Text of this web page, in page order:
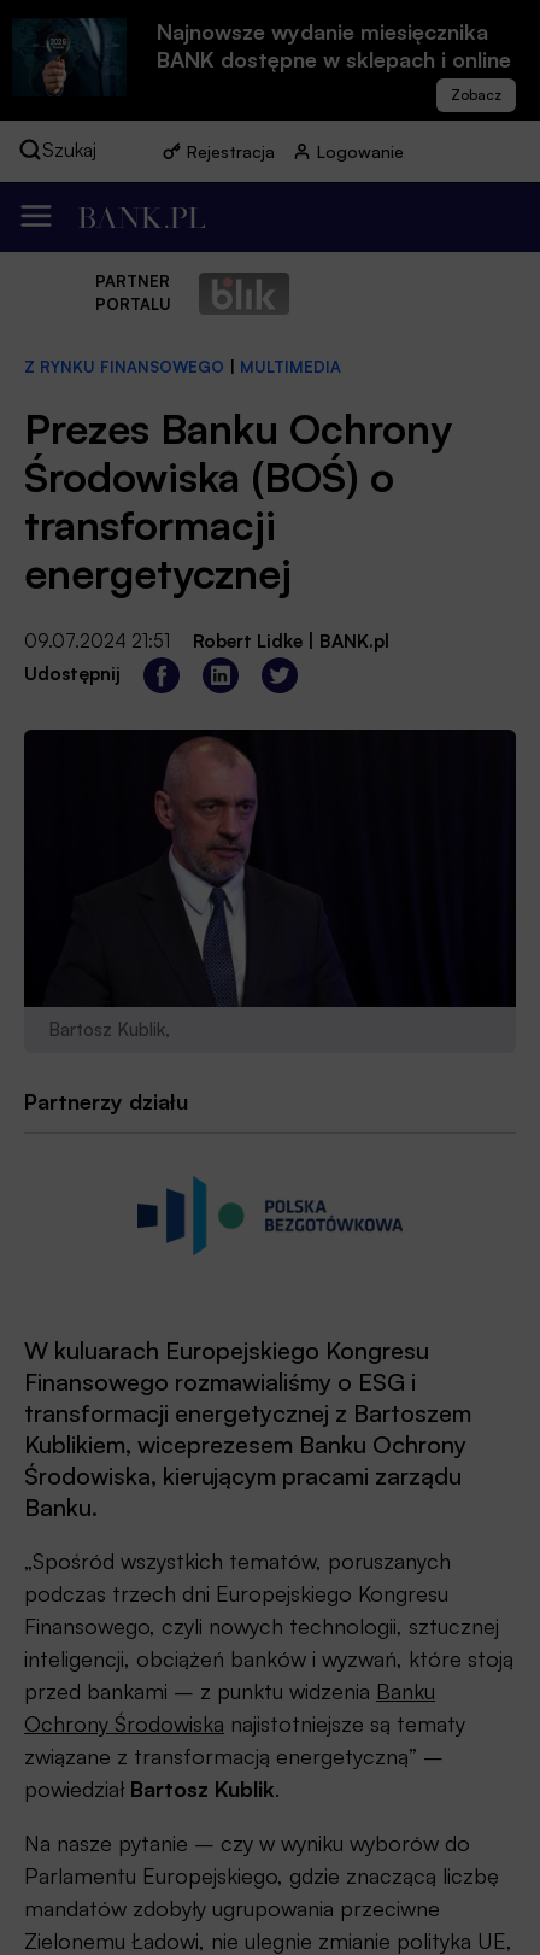
Najnowsze wydanie miesięcznika
BANK dostępne w sklepach i online
Szukaj Rejestracja Logowanie
PARTNER
PORTALU
Z RYNKU FINANSOWEGO MULTIMEDIA
Prezes Banku Ochrony
Środowiska (BOŚ) o
transformacji
energetycznej
09.07.2024 21:51 Robert Lidke
BANK.pl
Udostępnij
Bartosz Kublik,
Partnerzy działu
W kuluarach Europejskiego Kongresu
Finansowego rozmawialiśmy o ESG i
transformacji energetycznej z Bartoszem
Kublikiem, wiceprezesem Banku Ochrony
Środowiska, kierującym pracami zarządu
Banku.
„Spośród wszystkich tematów, poruszanych
podczas trzech dni Europejskiego Kongresu
Finansowego, czyli nowych technologii, sztucznej
inteligencji, obciążeń banków i wyzwań, które stoją
przed bankami – z punktu widzenia Banku
Ochrony Środowiska najistotniejsze są tematy
związane z transformacją energetyczną” –
powiedział Bartosz Kublik.
Na nasze pytanie – czy w wyniku wyborów do
Parlamentu Europejskiego, gdzie znaczącą liczbę
mandatów zdobyły ugrupowania przeciwne
Zielonemu Ładowi, nie ulegnie zmianie polityka UE,